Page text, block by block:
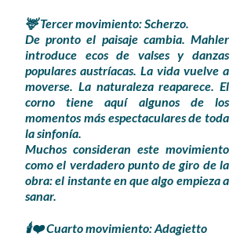
🦌 Tercer movimiento: Scherzo.
De pronto el paisaje cambia. Mahler
introduce ecos de valses y danzas
populares austríacas. La vida vuelve a
moverse. La naturaleza reaparece. El
corno tiene aquí algunos de los
momentos más espectaculares de toda
la sinfonía.
Muchos consideran este movimiento
como el verdadero punto de giro de la
obra: el instante en que algo empieza a
sanar.
🕯️❤️ Cuarto movimiento: Adagietto